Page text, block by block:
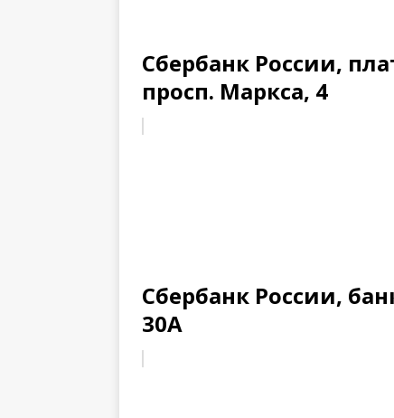
Сбербанк России,
просп. Маркса, 4
Сбербанк России,
30А